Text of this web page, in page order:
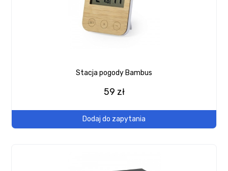
Stacja pogody Bambus
59 zł
Dodaj do zapytania